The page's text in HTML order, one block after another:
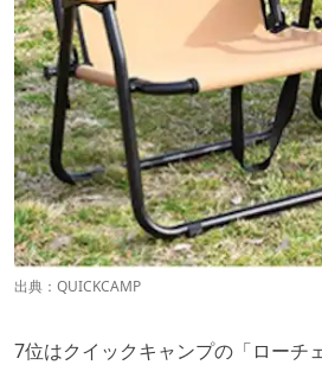
出典： QUICKCAMP
7位はクイックキャンプの「ローチ